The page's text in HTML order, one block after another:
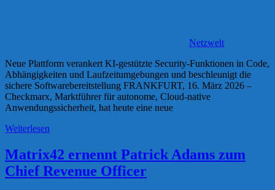
Netzwelt
Neue Plattform verankert KI-gestützte Security-Funktionen in Code,
Abhängigkeiten und Laufzeitumgebungen und beschleunigt die
sichere Softwarebereitstellung FRANKFURT, 16. März 2026 –
Checkmarx, Marktführer für autonome, Cloud-native
Anwendungssicherheit, hat heute eine neue
Weiterlesen
Matrix42 ernennt Patrick Adams zum
Chief Revenue Officer